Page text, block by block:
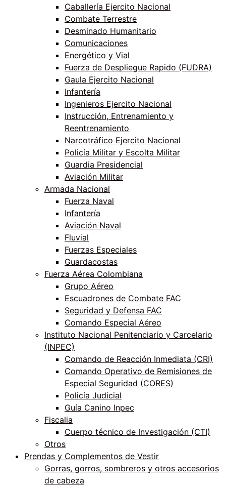
Caballería Ejercito Nacional
Combate Terrestre
Desminado Humanitario
Comunicaciones
Energético y Vial
Fuerza de Despliegue Rapido (FUDRA)
Gaula Ejercito Nacional
Infantería
Ingenieros Ejercito Nacional
Instrucción, Entrenamiento y
Reentrenamiento
Narcotráfico Ejercito Nacional
Policía Militar y Escolta Militar
Guardia Presidencial
Aviación Militar
Armada Nacional
Fuerza Naval
Infantería
Aviación Naval
Fluvial
Fuerzas Especiales
Guardacostas
Fuerza Aérea Colombiana
Grupo Aéreo
Escuadrones de Combate FAC
Seguridad y Defensa FAC
Comando Especial Aéreo
Instituto Nacional Penitenciario y Carcelario
(INPEC)
Comando de Reacción Inmediata (CRI)
Comando Operativo de Remisiones de
Especial Seguridad (CORES)
Policía Judicial
Guía Canino Inpec
Fiscalia
Cuerpo técnico de Investigación (CTI)
Otros
Prendas y Complementos de Vestir
Gorras, gorros, sombreros y otros accesorios
de cabeza